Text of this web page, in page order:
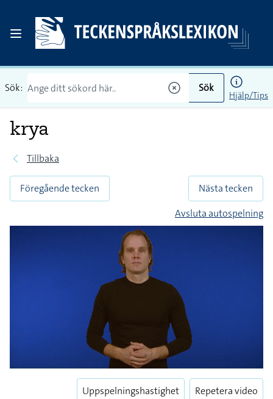
Sök: Sök
Hjälp/Tips
krya
Tillbaka
Föregående tecken
Nästa tecken
Avsluta autospelning
Uppspelningshastighet Repetera video